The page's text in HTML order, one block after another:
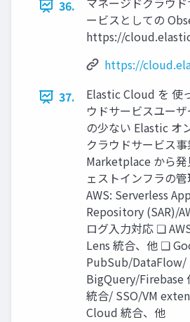
36.
ービスとしての
https://
https://
37.
Elastic Cloud を 使
ウドサービスユー
の少ない Elastic オ
クラウドサービス
Marketplace から
ェストインフラの
AWS: Serverless
Repository (SAR)/
ログ⼊⼒対応 ❏
Lens 統合、他 ❏
PubSub/DataFlow/
BigQuery/Firebase
統合/ SSO/VM
Cloud 統合、他